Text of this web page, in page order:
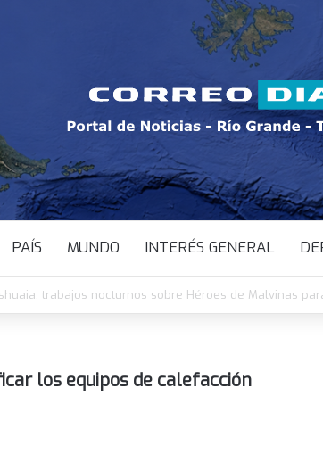
PAÍS MUNDO INTERÉS GENERAL
pública: cómo funcionarán los CAPS de Ushuaia,
los equipos de calefacción